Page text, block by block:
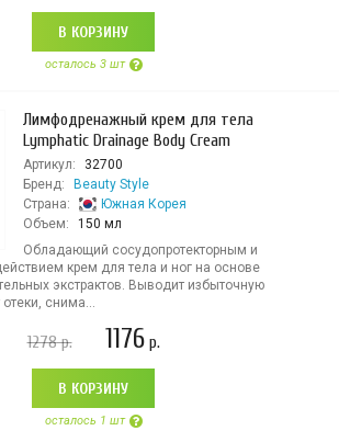
В КОРЗИНУ
осталось 3 шт
Лимфодренажный крем для тела
Lymphatic Drainage Body Cream
Артикул:
32700
Бренд:
Beauty Style
Страна:
Южная Корея
Объем:
150 мл
Обладающий сосудопротекторным и
крем для тела и ног на основе
экстрактов. Выводит избыточную
снима...
1278р. 1176р.
В КОРЗИНУ
осталось 1 шт